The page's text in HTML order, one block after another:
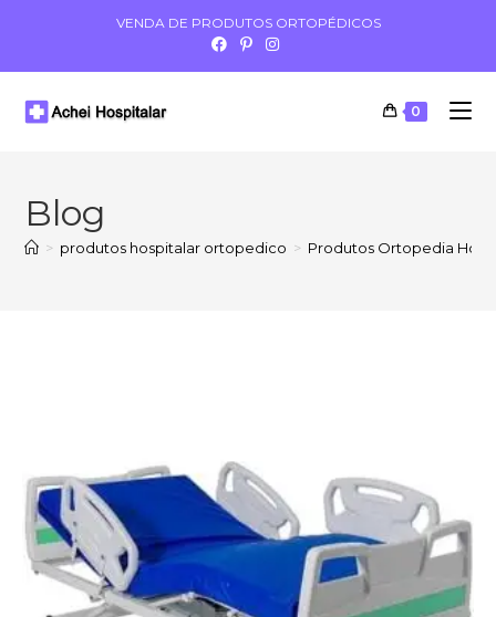
VENDA DE PRODUTOS ORTOPÉDICOS
0
Blog
> produtos hospitalar ortopedico > Produtos Ortopedia